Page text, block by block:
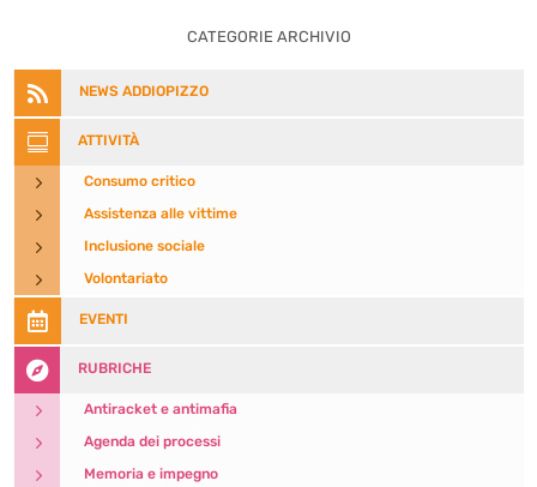
CATEGORIE ARCHIVIO
 NEWS ADDIOPIZZO
 ATTIVITÀ
5 Consumo critico
5 Assistenza alle vittime
5 Inclusione sociale
5 Volontariato
 EVENTI
 RUBRICHE
5 Antiracket e antimafia
5 Agenda dei processi
5 Memoria e impegno